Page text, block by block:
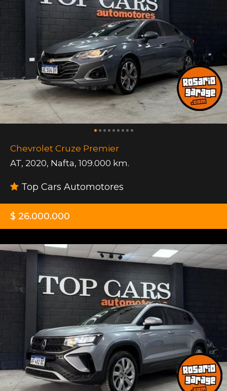
Chevrolet Cruze Premier
AT, 2020, Nafta, 109.000 km.
Top Cars Automotores
$ 26.000.000